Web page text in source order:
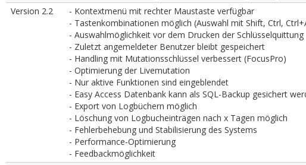
Version 2.2
- Kontextmenü mit rechter Maustaste verfügbar
- Tastenkombinationen möglich (Auswahl mit Shift, Ctrl,
- Auswahlmöglichkeit vor dem Drucken der Schlüsselquittung
- Zuletzt angemeldeter Benutzer bleibt gespeichert
- Handling mit Mutationsschlüssel verbessert (FocusPro)
- Optimierung der Livemutation
- Nur aktive Funktionen sind eingeblendet
- Easy Access Datenbank kann als SQL-Backup gesichert
- Export von Logbüchern möglich
- Löschung von Logbucheinträgen nach x Tagen möglich
- Fehlerbehebung und Stabilisierung des Systems
- Performance-Optimierung
- Feedbackmöglichkeit